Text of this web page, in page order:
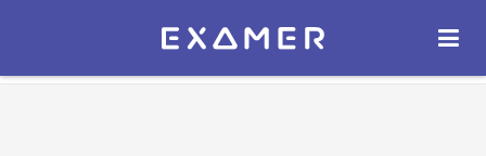
Экзамер — ЕГЭ 2027
ОТКРЫТЬ